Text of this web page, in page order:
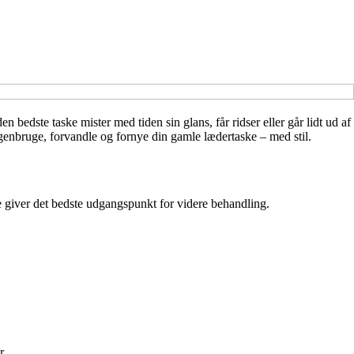
bedste taske mister med tiden sin glans, får ridser eller går lidt ud af
forvandle og fornye din gamle lædertaske – med stil.
det bedste udgangspunkt for videre behandling.